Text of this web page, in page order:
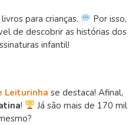
para crianças.
Por isso,
de descobrir as histórias dos
infantil!
Leiturinha se destaca! Afinal,
!
Já são mais de 170 mil